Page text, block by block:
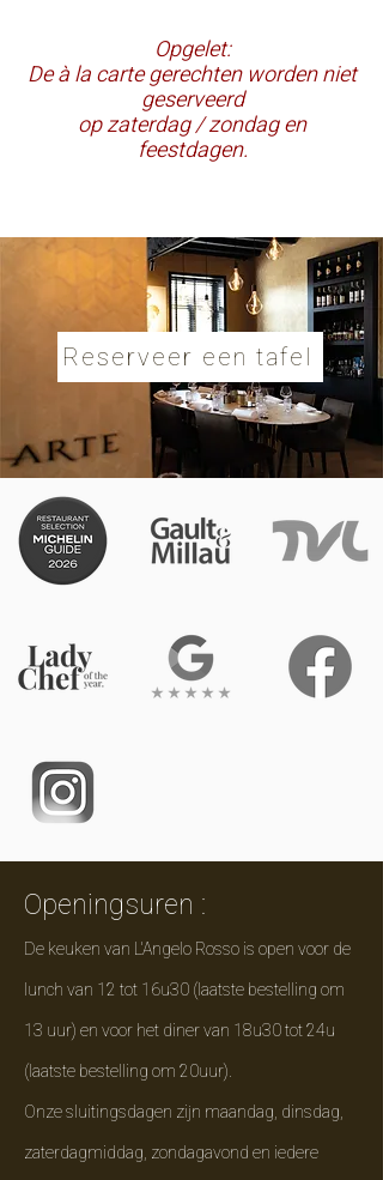
Opgelet:
De à la carte gerechten worden niet
geserveerd
op zaterdag / zondag en
feestdagen.
Reserveer een tafel
Openingsuren :
De keuken van L'Angelo Rosso is open voor de
lunch van 12 tot 16u30 (laatste bestelling om
13 uur) en voor het diner van 18u30 tot 24u
(laatste bestelling om 20uur).
Onze sluitingsdagen zijn maandag, dinsdag,
zaterdagmiddag, zondagavond en iedere